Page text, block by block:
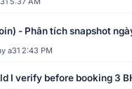
- Phân tích snapshot
a31 2:43 PM
I verify before booking 3